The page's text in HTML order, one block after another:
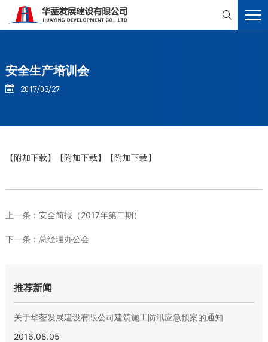

安全生产培训会
 2017/03/27
【附加下载】 【附加下载】 【附加下载】
上一条： 安全简报（2017年第二期）
下一条： 总经理办公会
推荐新闻
关于华蓥发展建设有限公司建筑施工防汛应急预案的通知
2016.08.05